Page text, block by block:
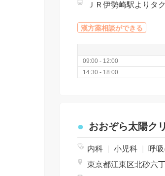
漢方薬相談ができる
09:00 - 12:00
14:30 - 18:00
おおぞら太陽ク
内科 小児科 呼
東京都江東区北砂六